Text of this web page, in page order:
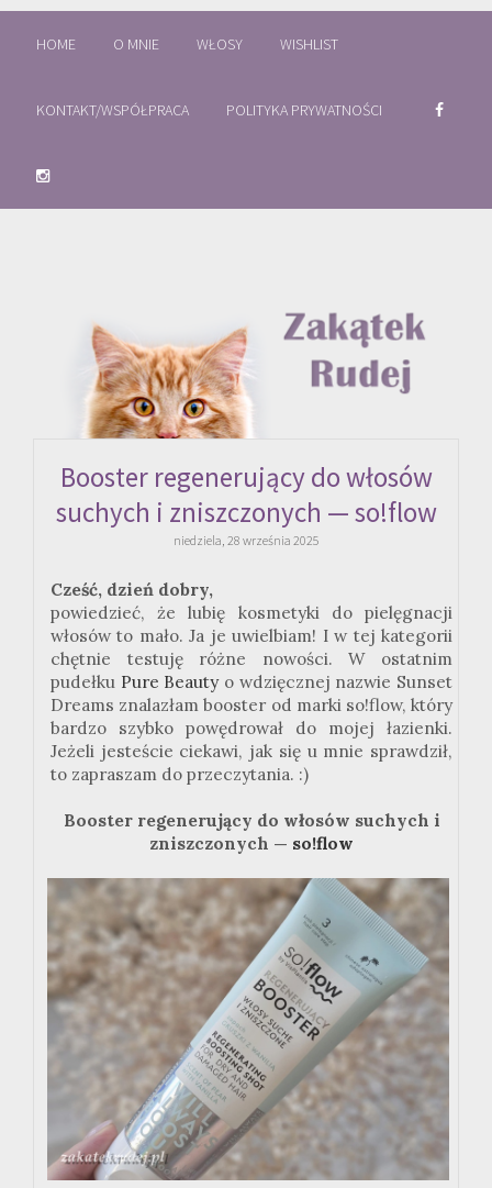
HOME O MNIE WŁOSY WISHLIST
KONTAKT/WSPÓŁPRACA POLITYKA PRYWATNOŚCI
Booster regenerujący do włosów
suchych i zniszczonych — so!flow
niedziela, 28 września 2025
Cześć, dzień dobry,
powiedzieć, że lubię kosmetyki do pielęgnacji
włosów to mało. Ja je uwielbiam! I w tej kategorii
chętnie testuję różne nowości. W ostatnim
pudełku Pure Beautyo wdzięcznej nazwie Sunset
Dreams znalazłam booster od marki so!flow, który
bardzo szybko powędrował do mojej łazienki.
Jeżeli jesteście ciekawi, jak się u mnie sprawdził,
to zapraszam do przeczytania. :)
Booster regenerujący do włosów suchych i
zniszczonych — so!flow